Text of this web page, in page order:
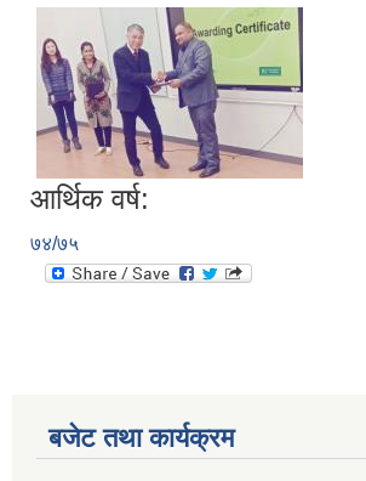
आर्थिक वर्ष:
७४/७५
बजेट तथा कार्यक्रम